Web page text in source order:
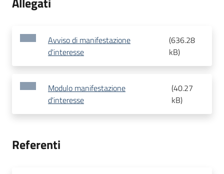
Avviso di manifestazione
d'interesse
(636.28
kB)
Modulo manifestazione
d'interesse
(40.27
kB)
Referenti